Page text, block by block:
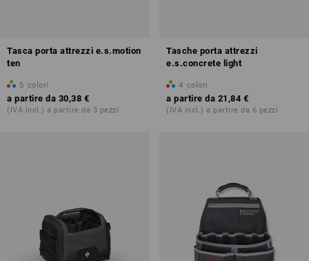
Tasca porta attrezzi e.s.motion
ten
5 colori
a partire da 30,38 €
(IVA incl.) a partire da 3 pezzi
Tasche porta attrezzi
e.s.concrete light
4 colori
a partire da 21,84 €
(IVA incl.) a partire da 6 pezzi